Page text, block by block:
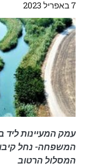
7 באפריל 2023
עמק המעיינות ליד
המשפחה- נחל
המסלול הרטוב